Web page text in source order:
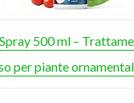
500 ml –
per piante